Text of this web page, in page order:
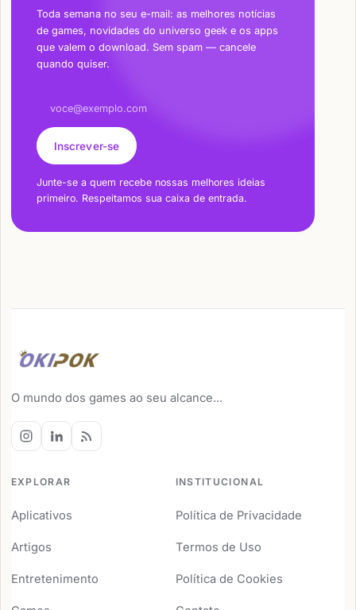
Toda semana no seu e-mail: as melhores notícias
de games, novidades do universo geek e os apps
que valem o download. Sem spam — cancele
quando quiser.
Inscrever-se
Junte-se a quem recebe nossas melhores ideias
primeiro. Respeitamos sua caixa de entrada.
O mundo dos games ao seu alcance...
EXPLORAR
Aplicativos
Artigos
Entretenimento
INSTITUCIONAL
Política de Privacidade
Termos de Uso
Política de Cookies